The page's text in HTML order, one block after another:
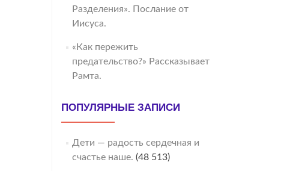
Разделения». Послание от
Иисуса.
«Как пережить
предательство?» Рассказывает
Рамта.
ПОПУЛЯРНЫЕ ЗАПИСИ
Дети — радость сердечная и
счастье наше. (48 513)